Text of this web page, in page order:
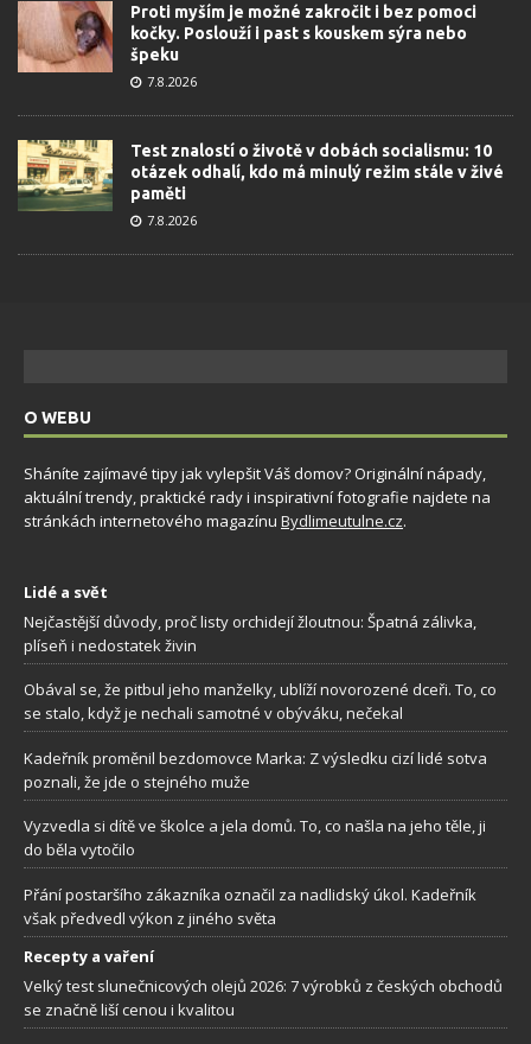
Proti myším je možné zakročit i bez pomoci
kočky. Poslouží i past s kouskem sýra nebo
špeku
7.8.2026
Test znalostí o životě v dobách socialismu: 10
otázek odhalí, kdo má minulý režim stále v živé
paměti
7.8.2026
O WEBU
Sháníte zajímavé tipy jak vylepšit Váš domov? Originální nápady,
aktuální trendy, praktické rady i inspirativní fotografie najdete na
stránkách internetového magazínu Bydlimeutulne.cz.
Lidé a svět
Nejčastější důvody, proč listy orchidejí žloutnou: Špatná zálivka,
plíseň i nedostatek živin
Obával se, že pitbul jeho manželky, ublíží novorozené dceři. To, co
se stalo, když je nechali samotné v obýváku, nečekal
Kadeřník proměnil bezdomovce Marka: Z výsledku cizí lidé sotva
poznali, že jde o stejného muže
Vyzvedla si dítě ve školce a jela domů. To, co našla na jeho těle, ji
do běla vytočilo
Přání postaršího zákazníka označil za nadlidský úkol. Kadeřník
však předvedl výkon z jiného světa
Recepty a vaření
Velký test slunečnicových olejů 2026: 7 výrobků z českých obchodů
se značně liší cenou i kvalitou